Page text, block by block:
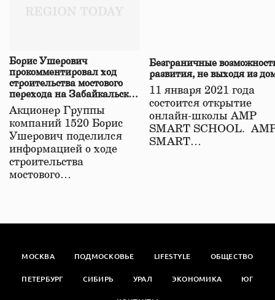
Борис Ушерович
прокомментировал ход
строительства мостового
перехода на Забайкальской
железной дороге
Акционер Группы
компаний 1520 Борис
Ушерович поделился
информацией о ходе
строительства
мостового…
Безграничные
развития, не выходя из
11 января 2021 года
состоится открытие
онлайн-школы АМР
SMART SCHOOL.
SMART…
МОСКВА ПОДМОСКОВЬЕ LIFESTYLE ОБЩЕСТВО
ПЕТЕРБУРГ СИБИРЬ УРАЛ ЭКОНОМИКА ЮГ